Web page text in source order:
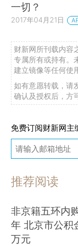
一切？
2017年04月21日
财新网所刊载内容
专属所有或持有。
建立镜像等任何使
如有意愿转载，请
确认及授权后，方
免费订阅财新网主
推荐阅读
非京籍五环内
年 北京市公积
万元